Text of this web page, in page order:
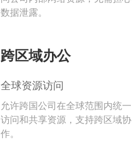
数据泄露。
跨区域办公
全球资源访问
允许跨国公司在全球范围内统一
访问和共享资源，支持跨区域协
作。